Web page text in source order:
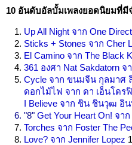
10 อันดับอัลบั้มเพลงยอดนิยมที่
Up All Night จาก One
Sticks + Stones จาก Cher
El Camino จาก The Black
361 องศา Nat Sakdatorn
Cycle จาก ขนมจีน กุลมาศ
ดอกไม้ไฟ จาก ดา เอ็นโดร
I Believe จาก ชิน ชินวุฒ อิ
"8" Get Your Heart On! จา
Torches จาก Foster The
Love? จาก Jennifer Lopez